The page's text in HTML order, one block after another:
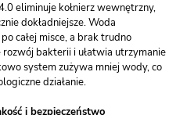
eliminuje kołnierz wewnętrzny,
dokładniejsze. Woda
całej misce, a brak trudno
bakterii i ułatwia utrzymanie
system zużywa mniej wody, co
działanie.
i bezpieczeństwo